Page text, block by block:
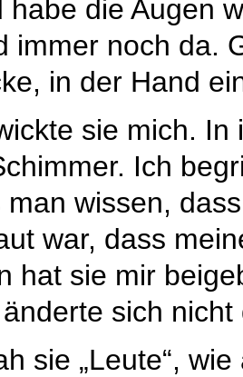
habe die Augen
immer noch da.
in der Hand
sie mich. In
Ich
man wissen,
war, dass
hat sie mir
sich
sie „Leute“,